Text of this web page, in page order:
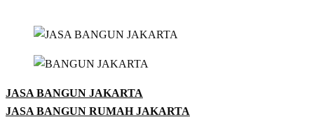
JASA BANGUN JAKARTA
JASA BANGUN RUMAH JAKARTA